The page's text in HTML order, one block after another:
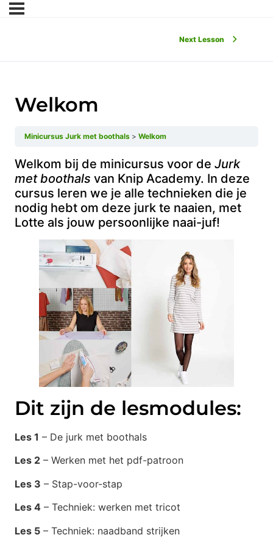
Next Lesson
Welkom
Minicursus Jurk met boothals Welkom
Welkom bij de minicursus voor de Jurk
met boothals van Knip Academy. In deze
cursus leren we je alle technieken die je
nodig hebt om deze jurk te naaien, met
Lotte als jouw persoonlijke naai-juf!
Dit zijn de lesmodules:
Les 1 – De jurk met boothals
Les 2 – Werken met het pdf-patroon
Les 3 – Stap-voor-stap
Les 4 – Techniek: werken met tricot
Les 5 – Techniek: naadband strijken